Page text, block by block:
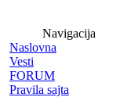
Navigacija
Naslovna
Vesti
FORUM
Pravila sajta